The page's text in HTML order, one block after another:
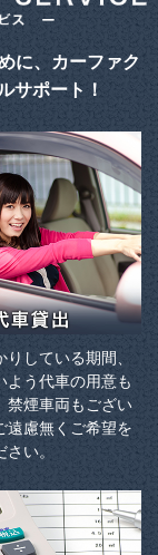
に、カーファク
サポート！
している期間、
よう代車の用意も
禁煙車両もござい
遠慮無くご希望を
い。